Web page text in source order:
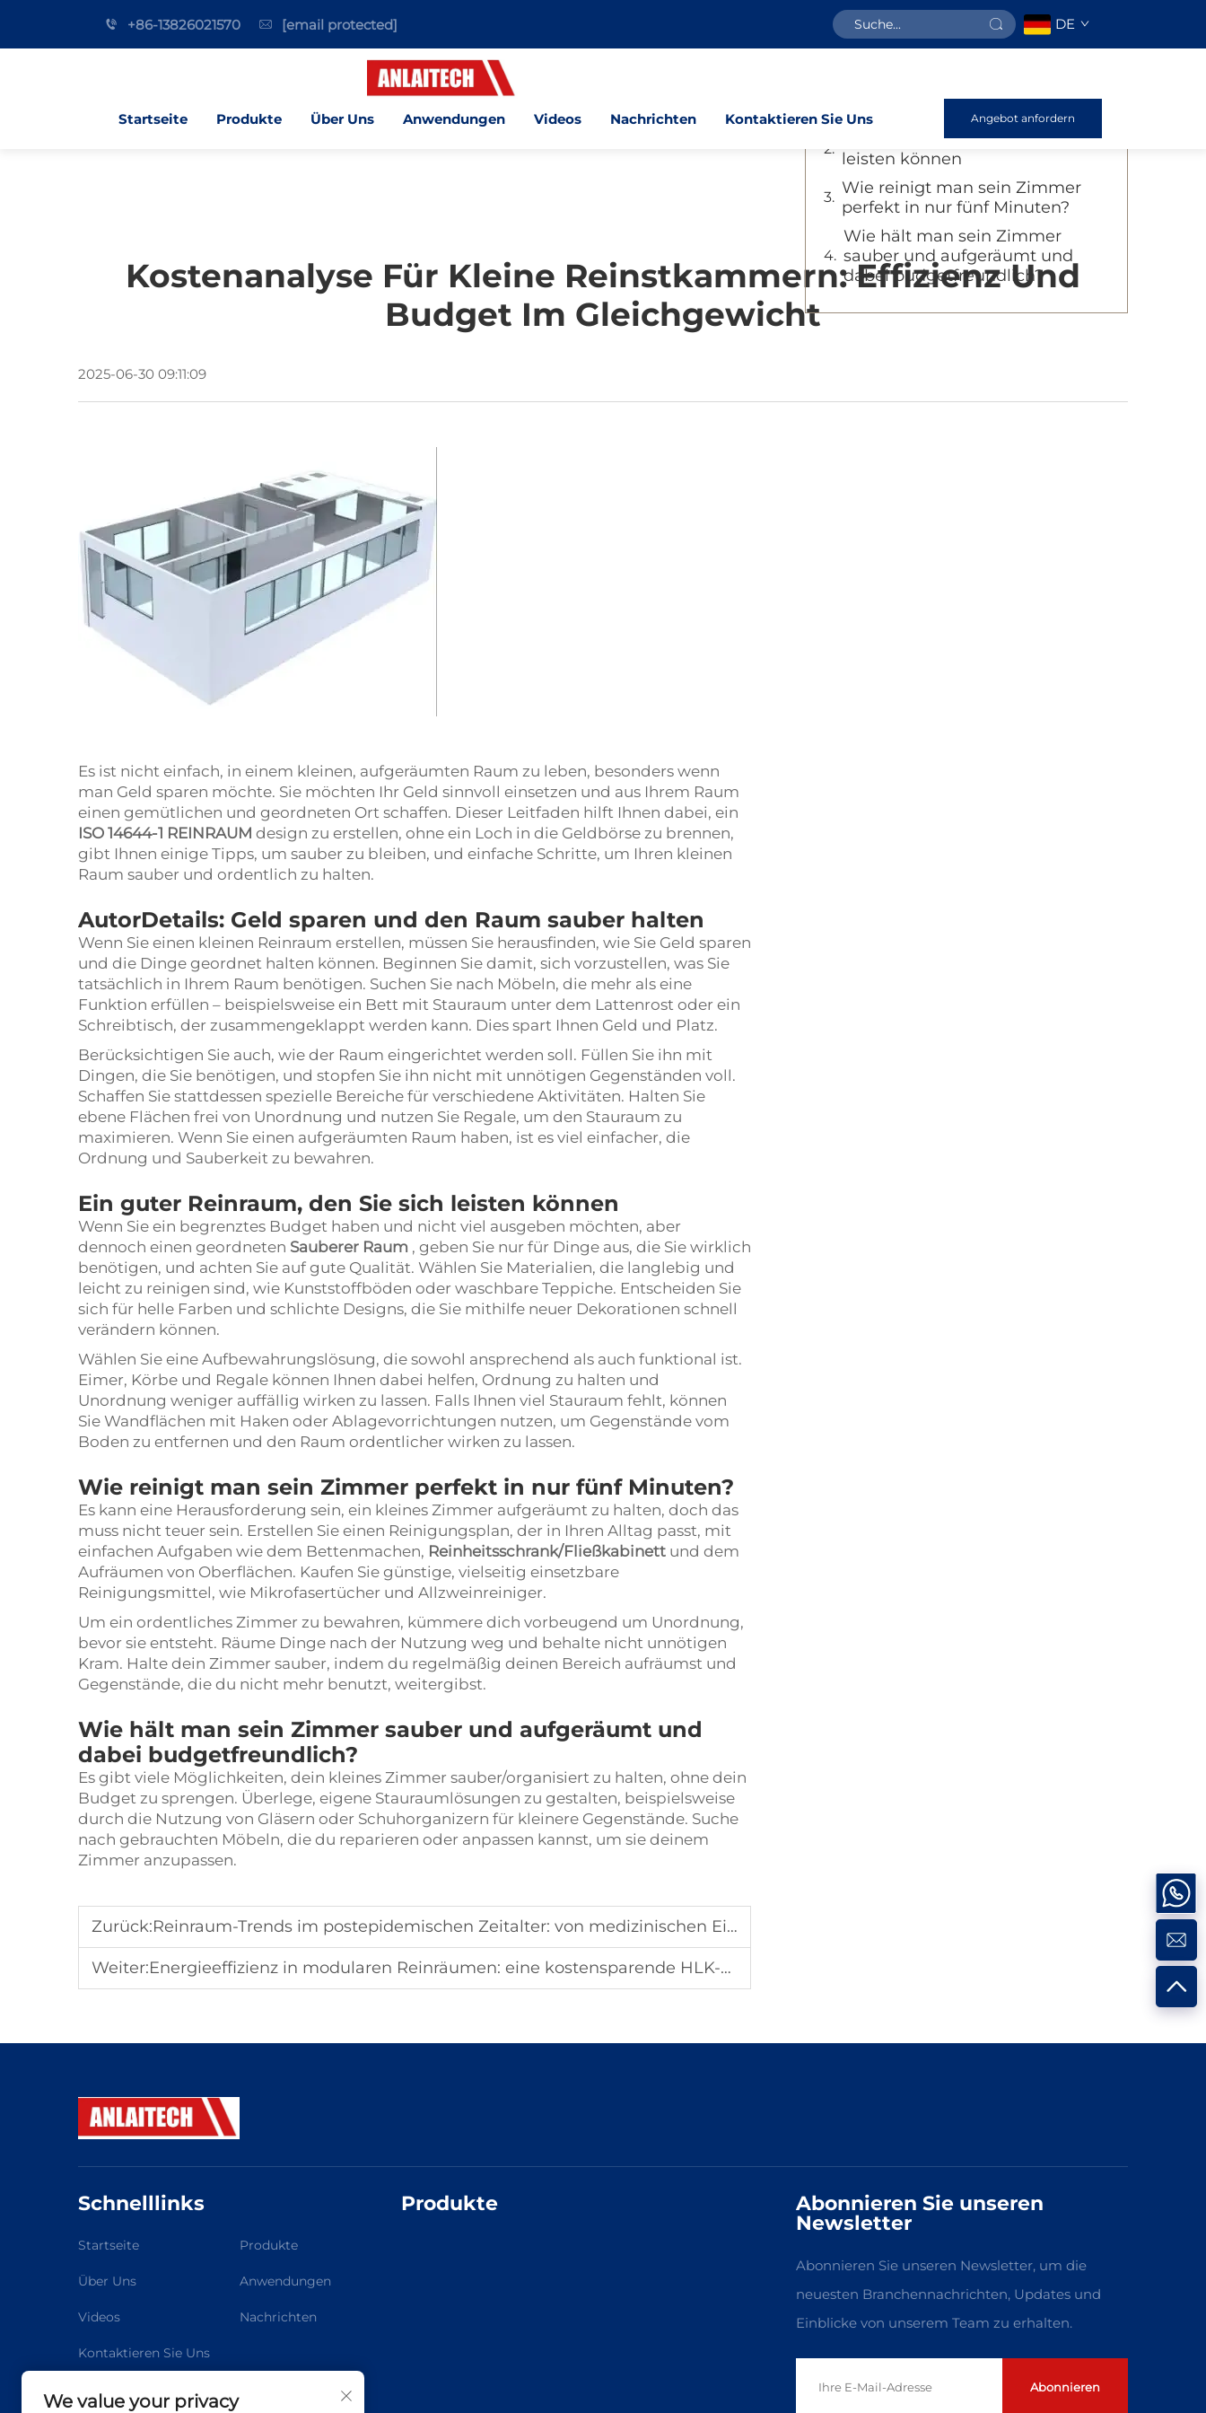
+86-13826021570 [email protected] DE
Startseite Produkte Über Uns Anwendungen Videos Nachrichten Kontaktieren Sie Uns Angebot anfordern
Kostenanalyse Für Kleine Reinstkammern: Effizienz Und
Budget Im Gleichgewicht
2025-06-30 09:11:09
Es ist nicht einfach, in einem kleinen, aufgeräumten Raum zu leben, besonders wenn
man Geld sparen möchte. Sie möchten Ihr Geld sinnvoll einsetzen und aus Ihrem Raum
einen gemütlichen und geordneten Ort schaffen. Dieser Leitfaden hilft Ihnen dabei, ein
ISO 14644-1 REINRAUM design zu erstellen, ohne ein Loch in die Geldbörse zu brennen,
gibt Ihnen einige Tipps, um sauber zu bleiben, und einfache Schritte, um Ihren kleinen
Raum sauber und ordentlich zu halten.
AutorDetails: Geld sparen und den Raum sauber halten
Wenn Sie einen kleinen Reinraum erstellen, müssen Sie herausfinden, wie Sie Geld sparen
und die Dinge geordnet halten können. Beginnen Sie damit, sich vorzustellen, was Sie
tatsächlich in Ihrem Raum benötigen. Suchen Sie nach Möbeln, die mehr als eine
Funktion erfüllen – beispielsweise ein Bett mit Stauraum unter dem Lattenrost oder ein
Schreibtisch, der zusammengeklappt werden kann. Dies spart Ihnen Geld und Platz.
Berücksichtigen Sie auch, wie der Raum eingerichtet werden soll. Füllen Sie ihn mit
Dingen, die Sie benötigen, und stopfen Sie ihn nicht mit unnötigen Gegenständen voll.
Schaffen Sie stattdessen spezielle Bereiche für verschiedene Aktivitäten. Halten Sie
ebene Flächen frei von Unordnung und nutzen Sie Regale, um den Stauraum zu
maximieren. Wenn Sie einen aufgeräumten Raum haben, ist es viel einfacher, die
Ordnung und Sauberkeit zu bewahren.
Ein guter Reinraum, den Sie sich leisten können
Wenn Sie ein begrenztes Budget haben und nicht viel ausgeben möchten, aber
dennoch einen geordneten Sauberer Raum , geben Sie nur für Dinge aus, die Sie wirklich
benötigen, und achten Sie auf gute Qualität. Wählen Sie Materialien, die langlebig und
leicht zu reinigen sind, wie Kunststoffböden oder waschbare Teppiche. Entscheiden Sie
sich für helle Farben und schlichte Designs, die Sie mithilfe neuer Dekorationen schnell
verändern können.
Wählen Sie eine Aufbewahrungslösung, die sowohl ansprechend als auch funktional ist.
Eimer, Körbe und Regale können Ihnen dabei helfen, Ordnung zu halten und
Unordnung weniger auffällig wirken zu lassen. Falls Ihnen viel Stauraum fehlt, können
Sie Wandflächen mit Haken oder Ablagevorrichtungen nutzen, um Gegenstände vom
Boden zu entfernen und den Raum ordentlicher wirken zu lassen.
Wie reinigt man sein Zimmer perfekt in nur fünf Minuten?
Es kann eine Herausforderung sein, ein kleines Zimmer aufgeräumt zu halten, doch das
muss nicht teuer sein. Erstellen Sie einen Reinigungsplan, der in Ihren Alltag passt, mit
einfachen Aufgaben wie dem Bettenmachen, Reinheitsschrank/Fließkabinett und dem
Aufräumen von Oberflächen. Kaufen Sie günstige, vielseitig einsetzbare
Reinigungsmittel, wie Mikrofasertücher und Allzweinreiniger.
Um ein ordentliches Zimmer zu bewahren, kümmere dich vorbeugend um Unordnung,
bevor sie entsteht. Räume Dinge nach der Nutzung weg und behalte nicht unnötigen
Kram. Halte dein Zimmer sauber, indem du regelmäßig deinen Bereich aufräumst und
Gegenstände, die du nicht mehr benutzt, weitergibst.
Wie hält man sein Zimmer sauber und aufgeräumt und
dabei budgetfreundlich?
Es gibt viele Möglichkeiten, dein kleines Zimmer sauber/organisiert zu halten, ohne dein
Budget zu sprengen. Überlege, eigene Stauraumlösungen zu gestalten, beispielsweise
durch die Nutzung von Gläsern oder Schuhorganizern für kleinere Gegenstände. Suche
nach gebrauchten Möbeln, die du reparieren oder anpassen kannst, um sie deinem
Zimmer anzupassen.
Zurück:Reinraum-Trends im postepidemischen Zeitalter: von medizinischen Einrichtungen bis zur Erneuerbaren-Energie-Herstellung
Weiter:Energieeffizienz in modularen Reinräumen: eine kostensparende HLK-Strategie
Inhaltsverzeichnis
den Raum sauber halten
Ein guter Reinraum, den Sie sich
leisten können
Wie reinigt man sein Zimmer
perfekt in nur fünf Minuten?
Wie hält man sein Zimmer
sauber und aufgeräumt und
dabei budgetfreundlich?
Schnelllinks
Startseite Produkte
Über Uns Anwendungen
Videos Nachrichten
Kontaktieren Sie Uns
Produkte
Abonnieren Sie unseren
Newsletter
Abonnieren Sie unseren Newsletter, um die
neuesten Branchennachrichten, Updates und
Einblicke von unserem Team zu erhalten.
Abonnieren
We value your privacy